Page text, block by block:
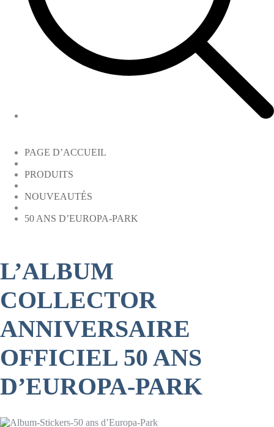
PAGE D’ACCUEIL
PRODUITS
NOUVEAUTÉS
50 ANS D’EUROPA-PARK
L’ALBUM
COLLECTOR
ANNIVERSAIRE
OFFICIEL 50 ANS
D’EUROPA-PARK